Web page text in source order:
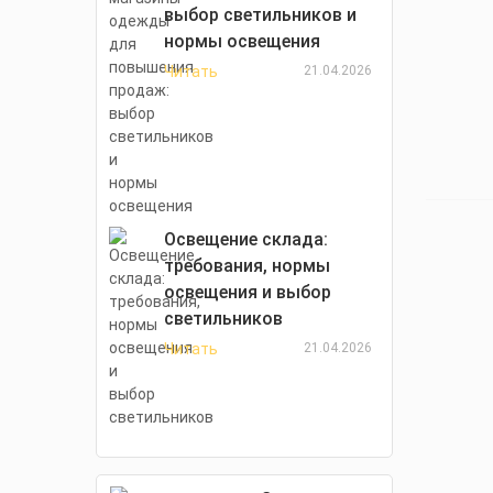
выбор светильников и
нормы освещения
Читать 21.04.2026
Освещение склада:
требования, нормы
освещения и выбор
светильников
Читать 21.04.2026